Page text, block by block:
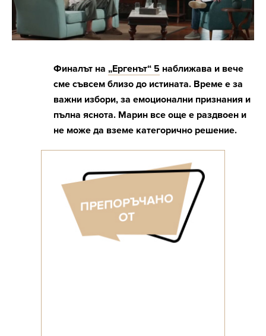
Финалът на „Ергенът“ 5 наближава и вече
сме съвсем близо до истината. Време е за
важни избори, за емоционални признания и
пълна яснота. Марин все още е раздвоен и
не може да вземе категорично решение.